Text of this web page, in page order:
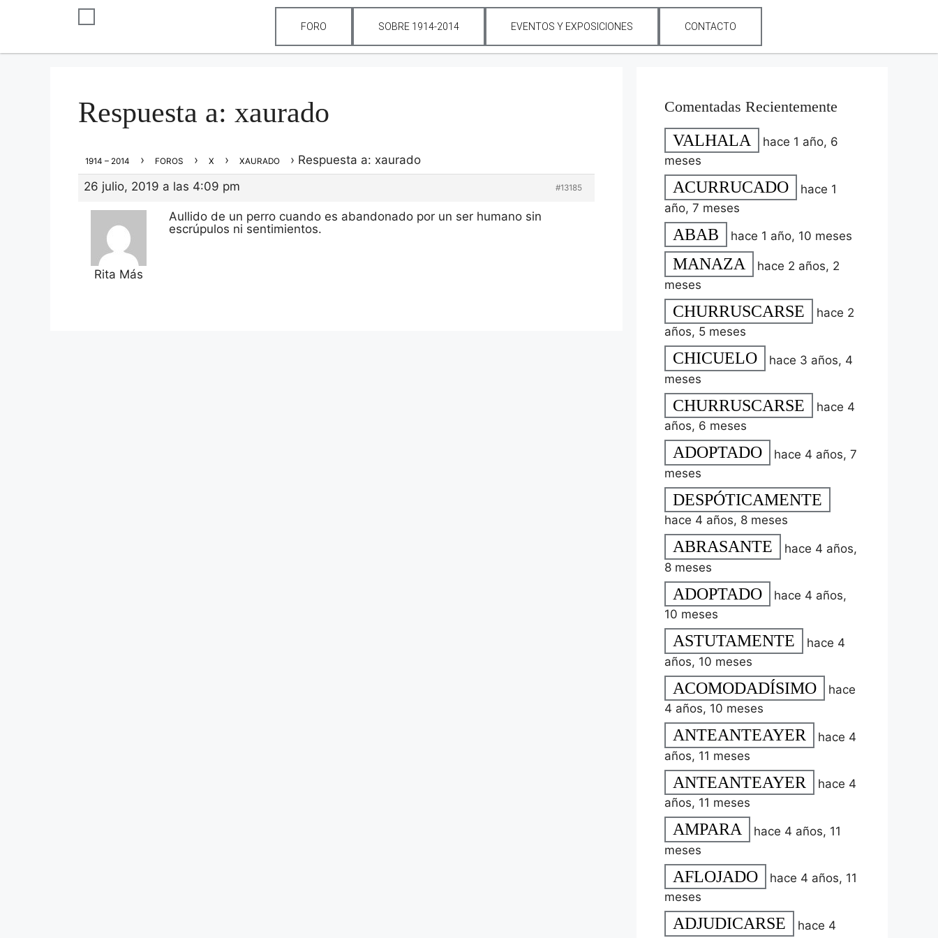
FORO SOBRE 1914-2014 EVENTOS Y EXPOSICIONES CONTACTO
Respuesta a: xaurado
1914 – 2014 › FOROS › X › XAURADO › Respuesta a: xaurado
26 julio, 2019 a las 4:09 pm
#13185
Rita Más
Aullido de un perro cuando es abandonado por un ser humano sin
escrúpulos ni sentimientos.
Comentadas Recientemente
VALHALA
hace 1 año, 6
meses
ACURRUCADO
hace 1
año, 7 meses
ABAB hace 1 año, 10 meses
MANAZA
hace 2 años, 2
meses
CHURRUSCARSE
hace 2
años, 5 meses
CHICUELO
hace 3 años, 4
meses
CHURRUSCARSE
hace 4
años, 6 meses
ADOPTADO
hace 4 años, 7
meses
DESPÓTICAMENTE
hace 4 años, 8 meses
ABRASANTE
hace 4 años,
8 meses
ADOPTADO
hace 4 años,
10 meses
ASTUTAMENTE
hace 4
años, 10 meses
ACOMODADÍSIMO
hace
4 años, 10 meses
ANTEANTEAYER
hace 4
años, 11 meses
ANTEANTEAYER
hace 4
años, 11 meses
AMPARA
hace 4 años, 11
meses
AFLOJADO
hace 4 años, 11
meses
ADJUDICARSE
hace 4